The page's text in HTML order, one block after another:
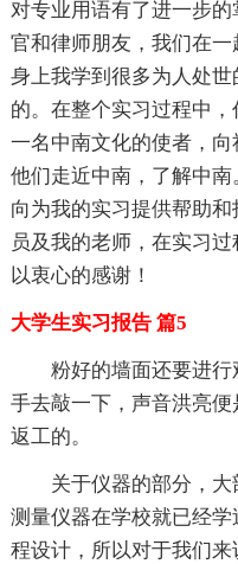
对专业用语有了进一步
官和律师朋友，我们在
身上我学到很多为人处
的。在整个实习过程中
一名中南文化的使者，
他们走近中南，了解中
向为我的实习提供帮助
员及我的老师，在实习
以衷心的感谢！
大学生实习报告 篇5
粉好的墙面还要进
手去敲一下，声音洪亮
返工的。
关于仪器的部分，
测量仪器在学校就已经
程设计，所以对于我们